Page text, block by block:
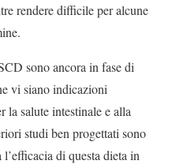
rendere difficile per alcune
sono ancora in fase di
vi siano indicazioni
la salute intestinale e alla
studi ben progettati sono
di questa dieta in